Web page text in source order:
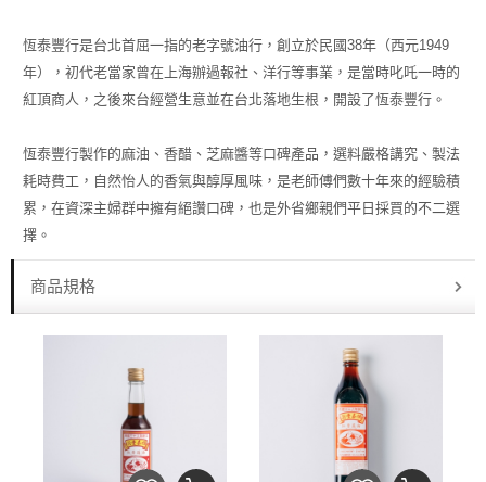
恆泰豐行是台北首屈一指的老字號油行，創立於民國38年（西元1949
年），初代老當家曾在上海辦過報社、洋行等事業，是當時叱吒一時的
紅頂商人，之後來台經營生意並在台北落地生根，開設了恆泰豐行。
恆泰豐行製作的麻油、香醋、芝麻醬等口碑產品，選料嚴格講究、製法
耗時費工，自然怡人的香氣與醇厚風味，是老師傅們數十年來的經驗積
累，在資深主婦群中擁有絕讚口碑，也是外省鄉親們平日採買的不二選
擇。
商品規格